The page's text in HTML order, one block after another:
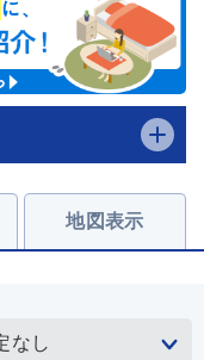
地図表示